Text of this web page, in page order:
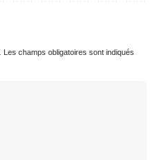
Les champs obligatoires sont indiqués